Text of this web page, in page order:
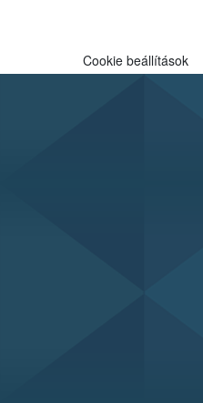
Cookie beállítások